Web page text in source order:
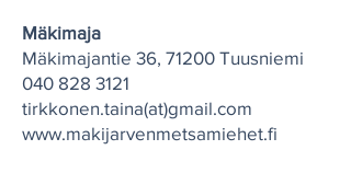
Mäkimaja
Mäkimajantie 36, 71200 Tuusniemi
040 828 3121
tirkkonen.taina(at)gmail.com
www.makijarvenmetsamiehet.fi